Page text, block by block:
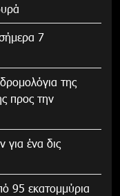
7
της
προς την
για ένα δις
95 εκατομμύρια